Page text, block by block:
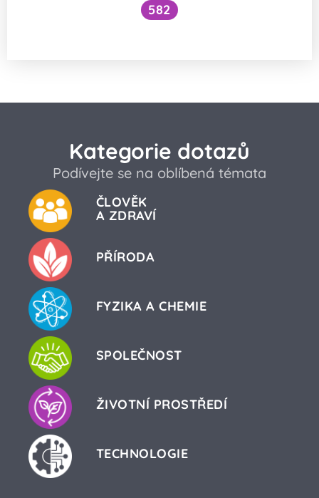
582
Kategorie dotazů
Podívejte se na oblíbená témata
ČLOVĚK
A ZDRAVÍ
PŘÍRODA
FYZIKA A CHEMIE
SPOLEČNOST
ŽIVOTNÍ PROSTŘEDÍ
TECHNOLOGIE